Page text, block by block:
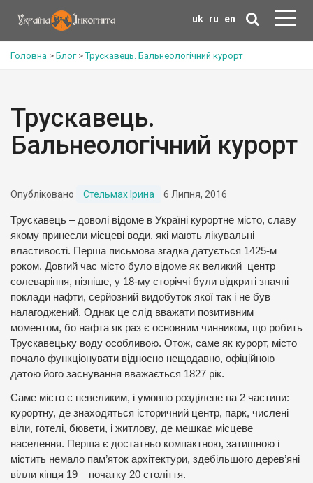
uk ru en
Головна > Блог>Трускавець. Бальнеологічний курорт
Трускавець.
Бальнеологічний курорт
Опубліковано Стельмах Ірина 6 Липня, 2016
Трускавець – доволі відоме в Україні курортне місто, славу
якому принесли місцеві води, які мають лікувальні
властивості. Перша письмова згадка датується 1425-м
роком. Довгий час місто було відоме як великий центр
солеваріння, пізніше, у 18-му сторіччі були відкриті значні
поклади нафти, серйозний видобуток якої так і не був
налагоджений. Однак це слід вважати позитивним
моментом, бо нафта як раз є основним чинником, що робить
Трускавецьку воду особливою. Отож, саме як курорт, місто
почало функціонувати відносно нещодавно, офіційною
датою його заснування вважається 1827 рік.
Саме місто є невеликим, і умовно розділене на 2 частини:
курортну, де знаходяться історичний центр, парк, числені
віли, готелі, бювети, і житлову, де мешкає місцеве
населення. Перша є достатньо компактною, затишною і
містить немало пам’яток архітектури, здебільшого дерев’яні
вілли кінця 19 – початку 20 століття.